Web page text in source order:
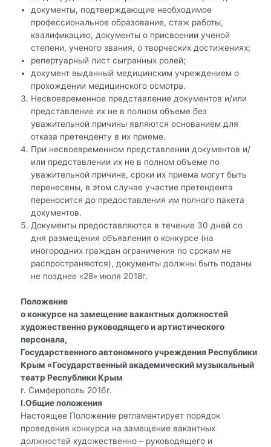
документы, подтверждающие необходимое
профессиональное образование, стаж работы,
квалификацию, документы о присвоении ученой
степени, ученого звания, о творческих достижениях;
репертуарный лист сыгранных ролей;
документ выданный медицинским учреждением о
прохождении медицинского осмотра.
Несвоевременное представление документов и/или
представление их не в полном объеме без
уважительной причины являются основанием для
отказа претенденту в их приеме.
При несвоевременном представлении документов и/
или представлении их не в полном объеме по
уважительной причине, сроки их приема могут быть
перенесены, в этом случае участие претендента
переносится до предоставления им полного пакета
документов.
Документы предоставляются в течение 30 дней со
дня размещения объявления о конкурсе (на
иногородних граждан ограничения по срокам не
распространяются), документы должны быть поданы
не позднее «28» июля 2018г.
Положение
о конкурсе на замещение вакантных должностей
художественно руководящего и артистического
персонала,
Государственного автономного учреждения Республики
Крым «Государственный академический музыкальный
театр Республики Крым
г. Симферополь 2016г.
I.Общие положения
Настоящее Положение регламентирует порядок
проведения конкурса на замещение вакантных
должностей художественно – руководящего и